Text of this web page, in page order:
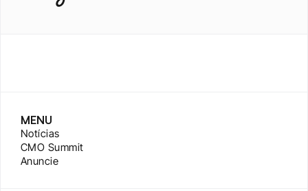
MENU
Notícias
CMO Summit
Anuncie